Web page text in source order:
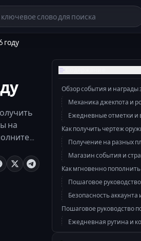
году
Обзор события и награды
Механика джекпота и
Ежедневные отметки и
Как получить чертеж
Получение на разных
Магазин события и
Как мгновенно
Пошаговое
Безопасность аккаунта
Пошаговое руководство
Ежедневная рутина и
на